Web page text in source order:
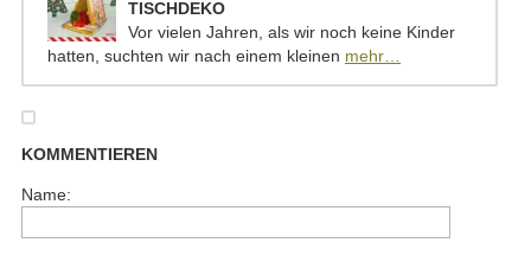
TISCHDEKO
Vor vielen Jahren, als wir noch keine Kinder
hatten, suchten wir nach einem kleinen mehr…
KOMMENTIEREN
Name: